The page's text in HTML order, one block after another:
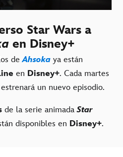
Star Wars a
en Disney+
deAhsoka ya están
en Disney+. Cada martes
un nuevo episodio.
de la serie animadaStar
disponibles en Disney+.